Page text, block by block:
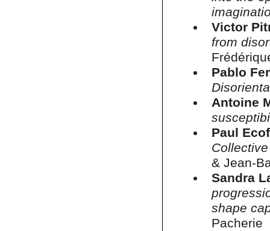
Victor
from
Pablo
Antoine
Paul
& Jean-
Sandra
shape
Pacherie